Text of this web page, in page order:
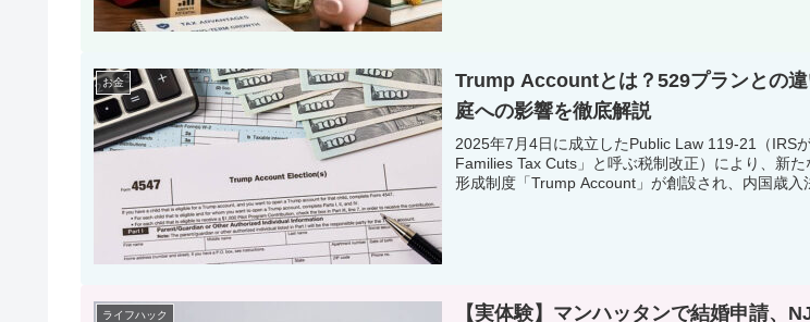
お金
Trump Accountとは？529プランとの
庭への影響を徹底解説
2025年7月4日に成立したPublic Law 119-21（IRS
Families Tax Cuts」と呼ぶ税制改正）により、新
形成制度「Trump Account」が創設され、内国歳入
ライフハック
【実体験】マンハッタンで結婚申請、